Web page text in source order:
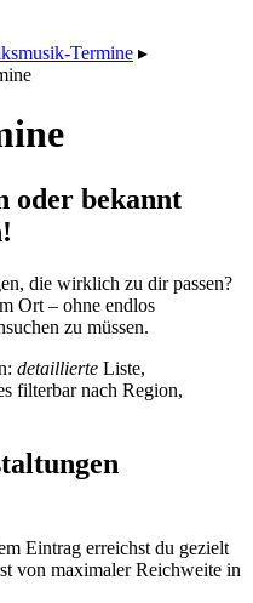
Termine ▸
oder bekannt
die wirklich zu dir passen?
Ort – ohne endlos
zu müssen.
detaillierte Liste,
filterbar nach Region,
Eintrag erreichst du gezielt
von maximaler Reichweite in